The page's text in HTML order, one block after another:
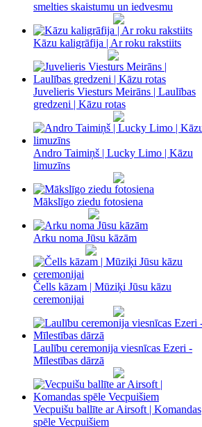
smelties skaistumu un iedvesmu
Kāzu kaligrāfija | Ar roku rakstiits
Juvelieris Viesturs Meirāns | Laulības
gredzeni | Kāzu rotas
Andro Taimiņš | Lucky Limo | Kāzu
limuzīns
Mākslīgo ziedu fotosiena
Arku noma Jūsu kāzām
Čells kāzam | Mūziķi Jūsu kāzu
ceremonijai
Laulību ceremonija viesnīcas Ezeri -
Mīlestības dārzā
Vecpuišu ballīte ar Airsoft | Komandas
spēle Vecpuišiem